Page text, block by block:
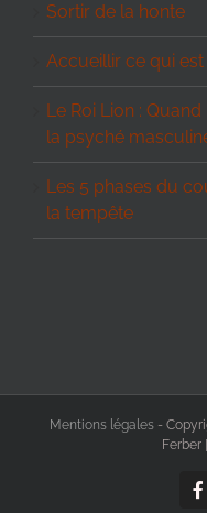
Sortir de la honte
Accueillir ce qui
Le Roi Lion :
la psyché
Les 5 phases du
la tempête
Mentions légales -
Ferber